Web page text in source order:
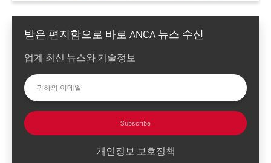
받은 편지함으로 바로 ANCA 뉴스 수신
업계 최신 뉴스와 기술정보
Subscribe
개인정보 보호정책